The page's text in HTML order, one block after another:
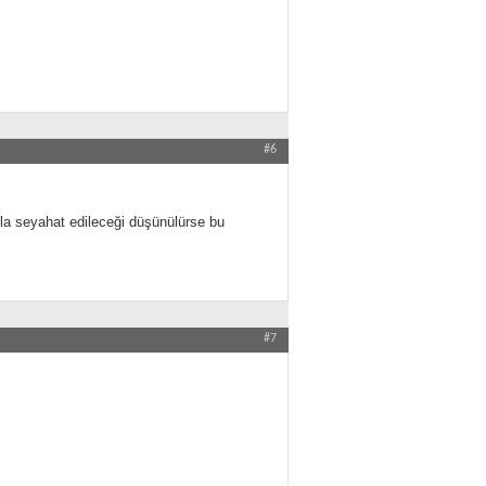
#6
seyahat edileceği düşünülürse bu
#7